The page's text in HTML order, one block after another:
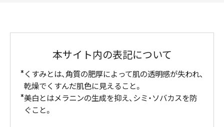
本サイト内の表記について
くすみとは、角質の肥厚によって肌の透明感が失われ、
乾燥でくすんだ肌色に見えること。
美白とはメラニンの生成を抑え、シミ・ソバカスを防
ぐこと。